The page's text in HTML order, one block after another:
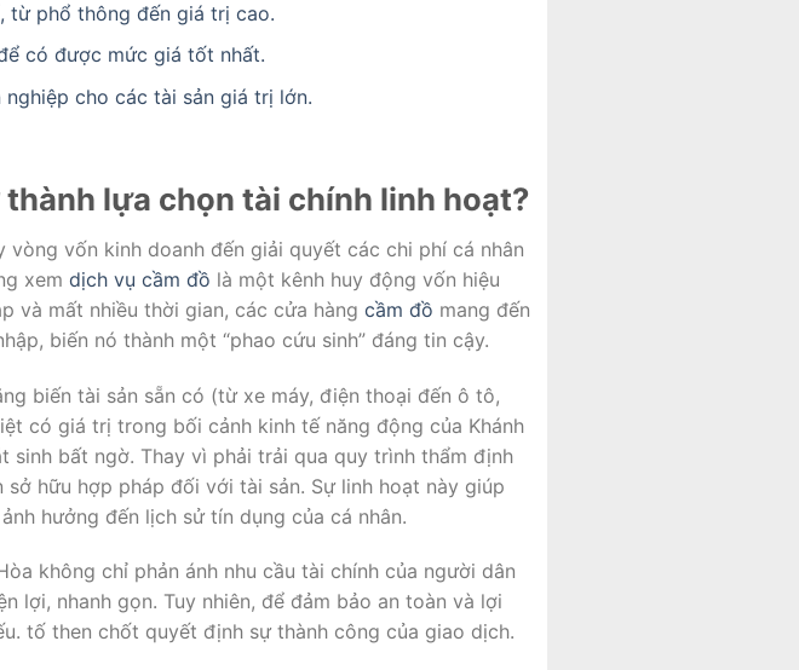
từ phổ thông đến giá trị cao.
có được mức giá tốt nhất.
cho các tài sản giá trị lớn.
lựa chọn tài chính linh hoạt?
vốn kinh doanh đến giải quyết các chi phí cá nhân
xem dịch vụ cầm đồ là một kênh huy động vốn hiệu
và mất nhiều thời gian, các cửa hàng cầm đồ mang đến
biến nó thành một “phao cứu sinh” đáng tin cậy.
biến tài sản sẵn có (từ xe máy, điện thoại đến ô tô,
có giá trị trong bối cảnh kinh tế năng động của Khánh
sinh bất ngờ. Thay vì phải trải qua quy trình thẩm định
hữu hợp pháp đối với tài sản. Sự linh hoạt này giúp
hưởng đến lịch sử tín dụng của cá nhân.
không chỉ phản ánh nhu cầu tài chính của người dân
lợi, nhanh gọn. Tuy nhiên, để đảm bảo an toàn và lợi
tố then chốt quyết định sự thành công của giao dịch.